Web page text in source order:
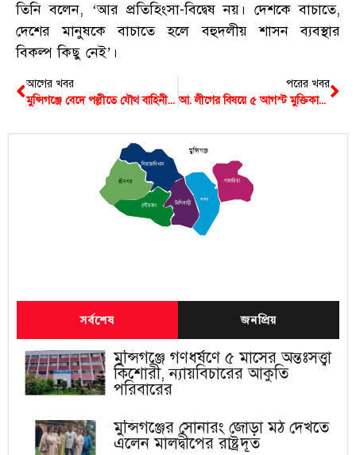
তিনি বলেন, ‘আর প্রতিহিংসা-বিদ্বেষ নয়। দেশকে বাচাতে,
দেশের মানুষকে বাচাতে হলে বহুদলীয় শাসন ব্যবস্থার
বিকল্প কিছু নেই’।
আগের খবর
মুন্সিগঞ্জে বেদে পল্লীতে যৌথ বাহিনীর অভিযান, মাদকদ্রব্যসহ গ্রেপ্তার ১৮
পরের খবর
আ. লীগের বিষয়ে ৫ আগস্ট মুক্তিকামি জনতা ফাইনাল সিদ্ধান্ত জানিয়ে দিয়েছে- মাওলানা জালালুদ্দিন
শ্রীনগর
সিরাজদিখান
টংগিবাড়ী
সদর
গজারিয়া
লৌহজং
মুন্সিগঞ্জ
সর্বশেষ জনপ্রিয়
মুন্সিগঞ্জে গণধর্ষণে ৫ মাসের অন্তঃসত্ত্বা
কিশোরী, ন্যায়বিচারের আকুতি
পরিবারের
মুন্সিগঞ্জের সোনারং জোড়া মঠ দেখতে
এলেন মালদ্বীপের রাষ্ট্রদূত